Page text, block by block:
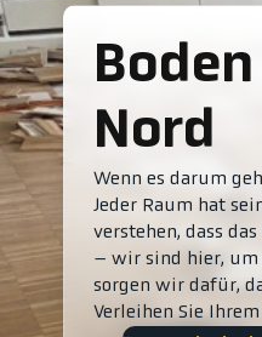
Boden entfernen Wilhelmitor -
Nord
Wenn es darum
Jeder Raum hat
verstehen, dass
– wir sind hier, um
sorgen wir dafür,
Verleihen Sie